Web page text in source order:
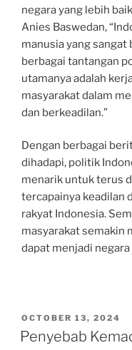
negara yang lebih
Anies Baswedan,
manusia yang
berbagai tantangan
utamanya adalah
masyarakat dalam
dan berkeadilan.”
Dengan berbagai
dihadapi, politik
menarik untuk terus
tercapainya keadilan
rakyat Indonesia.
masyarakat semakin
dapat menjadi
POSTED
ON
OCTOBER 13, 2024
Penyebab